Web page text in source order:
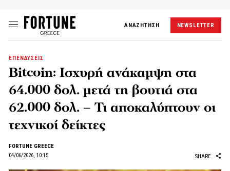
ΑΝΑΖΗΤΗΣΗ NEWSLETTER
ΕΠΕΝΔΥΣΕΙΣ
Bitcoin: Ισχυρή ανάκαμψη στα
64.000 δολ. μετά τη βουτιά στα
62.000 δολ. – Τι αποκαλύπτουν οι
τεχνικοί δείκτες
FORTUNE GREECE
04/06/2026, 10:15
SHARE